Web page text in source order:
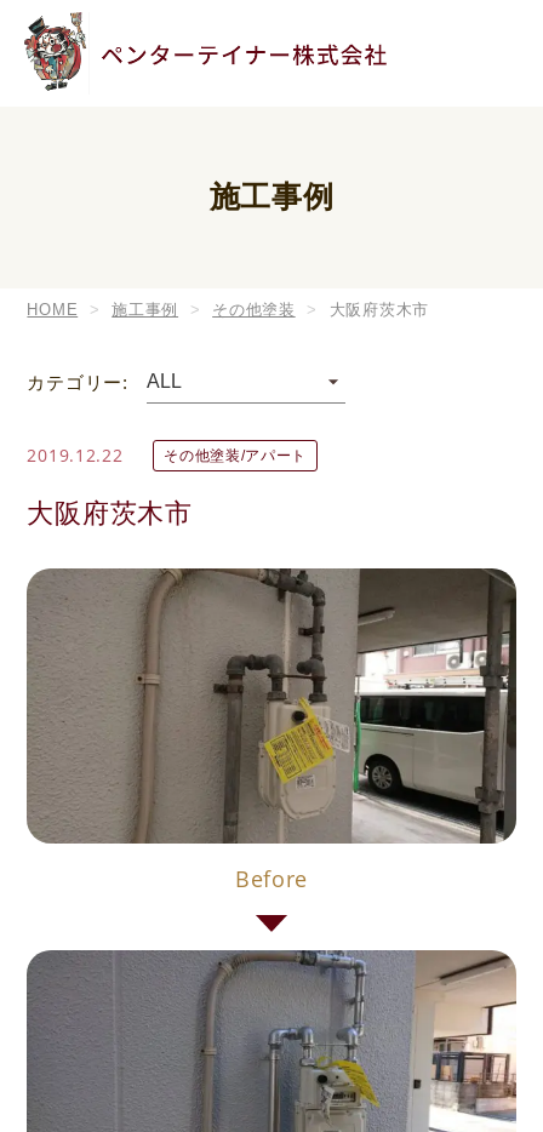
施工事例
HOME 施工事例 その他塗装 大阪府茨木市
カテゴリー:
2019.12.22 その他塗装/アパート
大阪府茨木市
Before